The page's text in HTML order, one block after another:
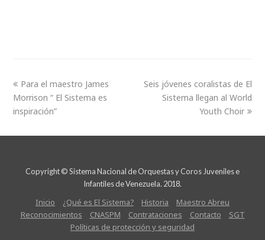
Para el maestro James
Morrison “ El Sistema es
inspiración”
Seis jóvenes coralistas de El
Sistema llegan al World
Youth Choir
Copyright © Sistema Nacional de Orquestas y Coros Juveniles e
Infantiles de Venezuela. 2018.
Inicio ¿Qué es El Sistema? Historia
Maestro Abreu
Reconocimientos
CNASPM Contrataciones Contacto
SGT
Políticas de protección y seguridad